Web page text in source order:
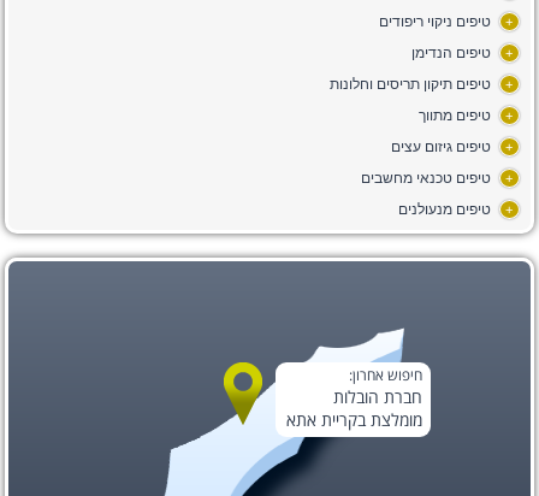
+ טיפים ניקוי ריפודים
+ טיפים הנדימן
+ טיפים תיקון תריסים וחלונות
+ טיפים מתווך
+ טיפים גיזום עצים
+ טיפים טכנאי מחשבים
+ טיפים מנעולנים
חיפוש אחרון:
חברת הובלות
מומלצת בקריית אתא